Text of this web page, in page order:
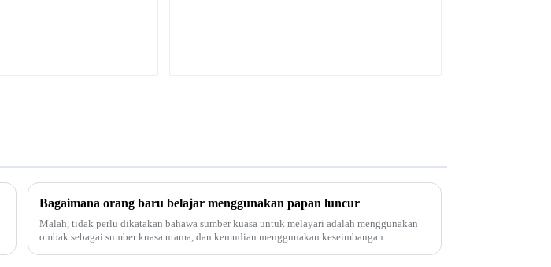
Bagaimana orang baru belajar menggunakan papan luncur
Malah, tidak perlu dikatakan bahawa sumber kuasa untuk melayari adalah menggunakan
ombak sebagai sumber kuasa utama, dan kemudian menggunakan keseimbangan